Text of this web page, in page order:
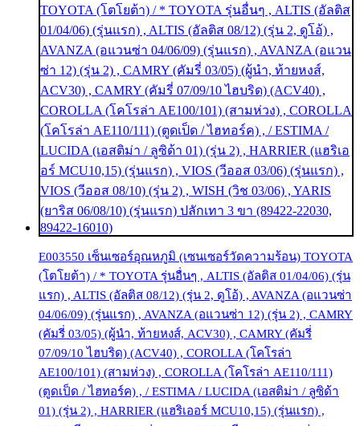
E003550 เซ็นเซอร์อุณหภูมิ (เซนเซอร์วัดความร้อน) TOYOTA
(โตโยต้า) / * TOYOTA รุ่นอื่นๆ , ALTIS (อัลติส 01/04/06) (รุ่น
แรก) , ALTIS (อัลติส 08/12) (รุ่น 2, ดูโอ้) , AVANZA (อแวนซ่า
04/06/09) (รุ่นแรก) , AVANZA (อแวนซ่า 12) (รุ่น 2) , CAMRY
(คัมรี่ 03/05) (ผู้นำ, ท้ายหงส์, ACV30) , CAMRY (คัมรี่
07/09/10 ไฮบริด) (ACV40) , COROLLA (โคโรล่า
AE100/101) (สามห่วง) , COROLLA (โคโรล่า AE110/111)
(ตูดเป็ด / ไฮทอร์ค) , / ESTIMA / LUCIDA (เอสติม่า / ลูซิด้า
01) (รุ่น 2) , HARRIER (แฮริเออร์ MCU10,15) (รุ่นแรก) ,